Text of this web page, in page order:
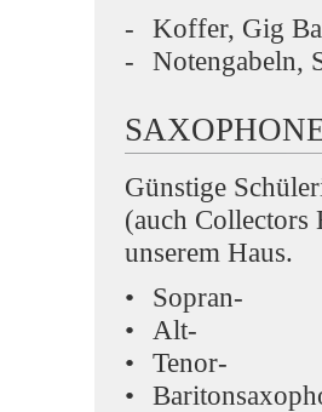
Koffer, Gig
Notengabeln,
Günstige
(auch Collectors
unserem Haus.
Sopran-
Alt-
Tenor-